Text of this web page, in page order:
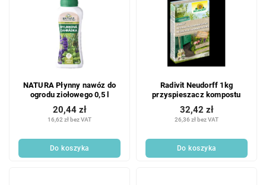
NATURA Płynny nawóz do
ogrodu ziołowego 0,5 l
16,62 zł bez VAT
20,44 zł
Do koszyka
Radivit Neudorff 1kg
przyspieszacz kompostu
26,36 zł bez VAT
32,42 zł
Do koszyka